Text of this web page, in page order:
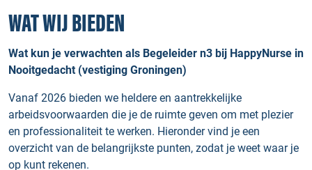
WAT WIJ BIEDEN
Wat kun je verwachten als Begeleider n3 bij HappyNurse in
Nooitgedacht (vestiging Groningen)
Vanaf 2026 bieden we heldere en aantrekkelijke
arbeidsvoorwaarden die je de ruimte geven om met plezier
en professionaliteit te werken. Hieronder vind je een
overzicht van de belangrijkste punten, zodat je weet waar je
op kunt rekenen.